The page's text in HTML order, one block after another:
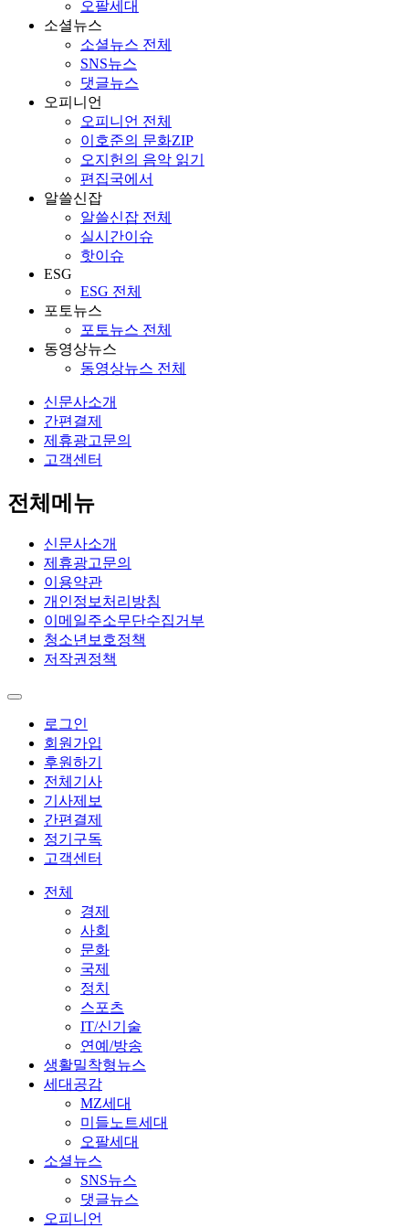
오팔세대
소셜뉴스
소셜뉴스 전체
SNS뉴스
댓글뉴스
오피니언
오피니언 전체
이호준의 문화ZIP
오지헌의 음악 읽기
편집국에서
알쓸신잡
알쓸신잡 전체
실시간이슈
핫이슈
ESG
ESG 전체
포토뉴스
포토뉴스 전체
동영상뉴스
동영상뉴스 전체
신문사소개
간편결제
제휴광고문의
고객센터
전체메뉴
신문사소개
제휴광고문의
이용약관
개인정보처리방침
이메일주소무단수집거부
청소년보호정책
저작권정책
로그인
회원가입
후원하기
전체기사
기사제보
간편결제
정기구독
고객센터
전체
경제
사회
문화
국제
정치
스포츠
IT/신기술
연예/방송
생활밀착형뉴스
세대공감
MZ세대
미들노트세대
오팔세대
소셜뉴스
SNS뉴스
댓글뉴스
오피니언